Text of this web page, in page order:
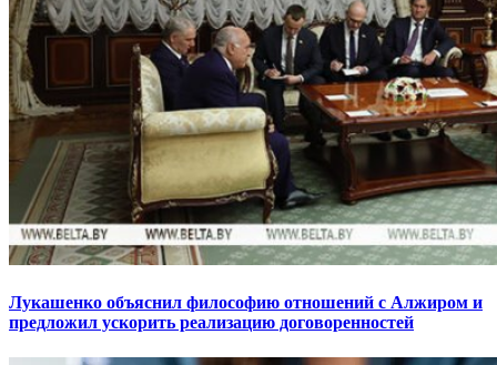
Лукашенко объяснил философию отношений с Алжиром и
предложил ускорить реализацию договоренностей